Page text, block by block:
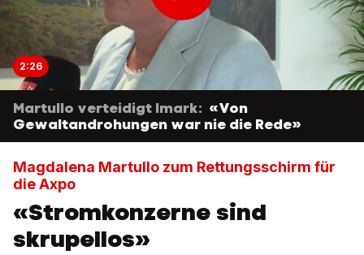
2:26
Martullo verteidigt Imark: «Von
Gewaltandrohungen war nie die Rede»
Magdalena Martullo zum Rettungsschirm für
die Axpo
«Stromkonzerne sind
skrupellos»